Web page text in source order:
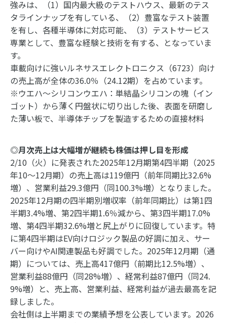
強みは、（1）国内最大級のテストハウス、最新のテス
タラインナップを有している、（2）豊富なテスト装置
を有し、各種半導体に対応可能、（3）テストサービス
専業として、豊富な経験と技術を有する、となっていま
す。
車載向けに強いルネサスエレクトロニクス（6723）向け
の売上高が全体の36.0％（24.12期）を占めています。
※ウエハ～シリコンウエハ：単結晶シリコンの塊（イン
ゴット）から薄く円盤状に切り出した後、表面を研磨し
た薄い板で、半導体チップを製造するための直接材料
◎月次売上は大幅増が継続も株価は押し目を形成
2/10（火）に発表された2025年12月期第4四半期（2025
年10～12月期）の売上高は119億円（前年同期比32.6%
増）、営業利益29.3億円（同100.3%増）となりました。
2025年12月期の四半期別増収率（前年同期比）は第1四
半期3.4%増、第2四半期1.6％減から、第3四半期17.0%
増、第4四半期32.6%増と尻上がりに回復しています。特
に第4四半期はEV向けロジック製品の好調に加え、サー
バー向けやAI関連製品も好調でした。2025年12月期（通
期）については、売上高417億円（前期比12.5%増）、
営業利益88億円（同28%増）、経常利益87億円（同24.
9%増）と、売上高、営業利益、経常利益が過去最高を記
録しました。
会社側は上半期までの業績予想を公表しています。2026